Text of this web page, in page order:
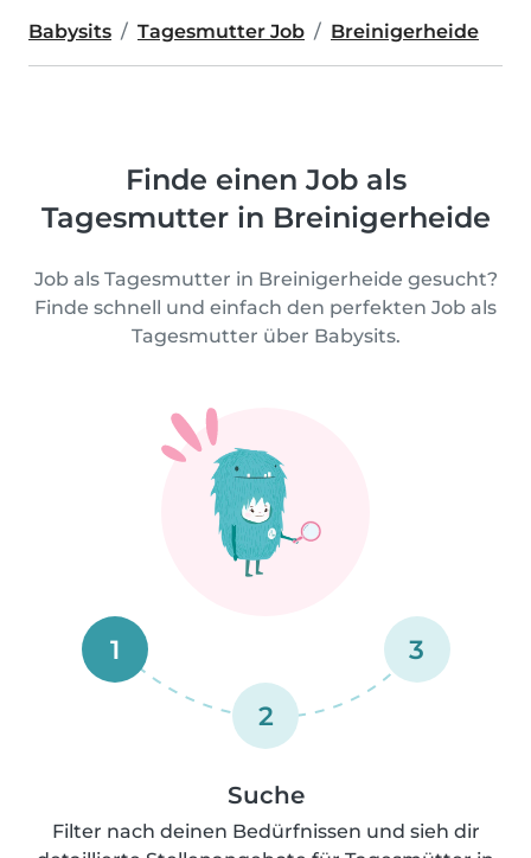
Babysits Tagesmutter Job Breinigerheide
Finde einen Job als
Tagesmutter in Breinigerheide
Job als Tagesmutter in Breinigerheide gesucht?
Finde schnell und einfach den perfekten Job als
Tagesmutter über Babysits.
1
2
3
Suche
Filter nach deinen Bedürfnissen und sieh dir